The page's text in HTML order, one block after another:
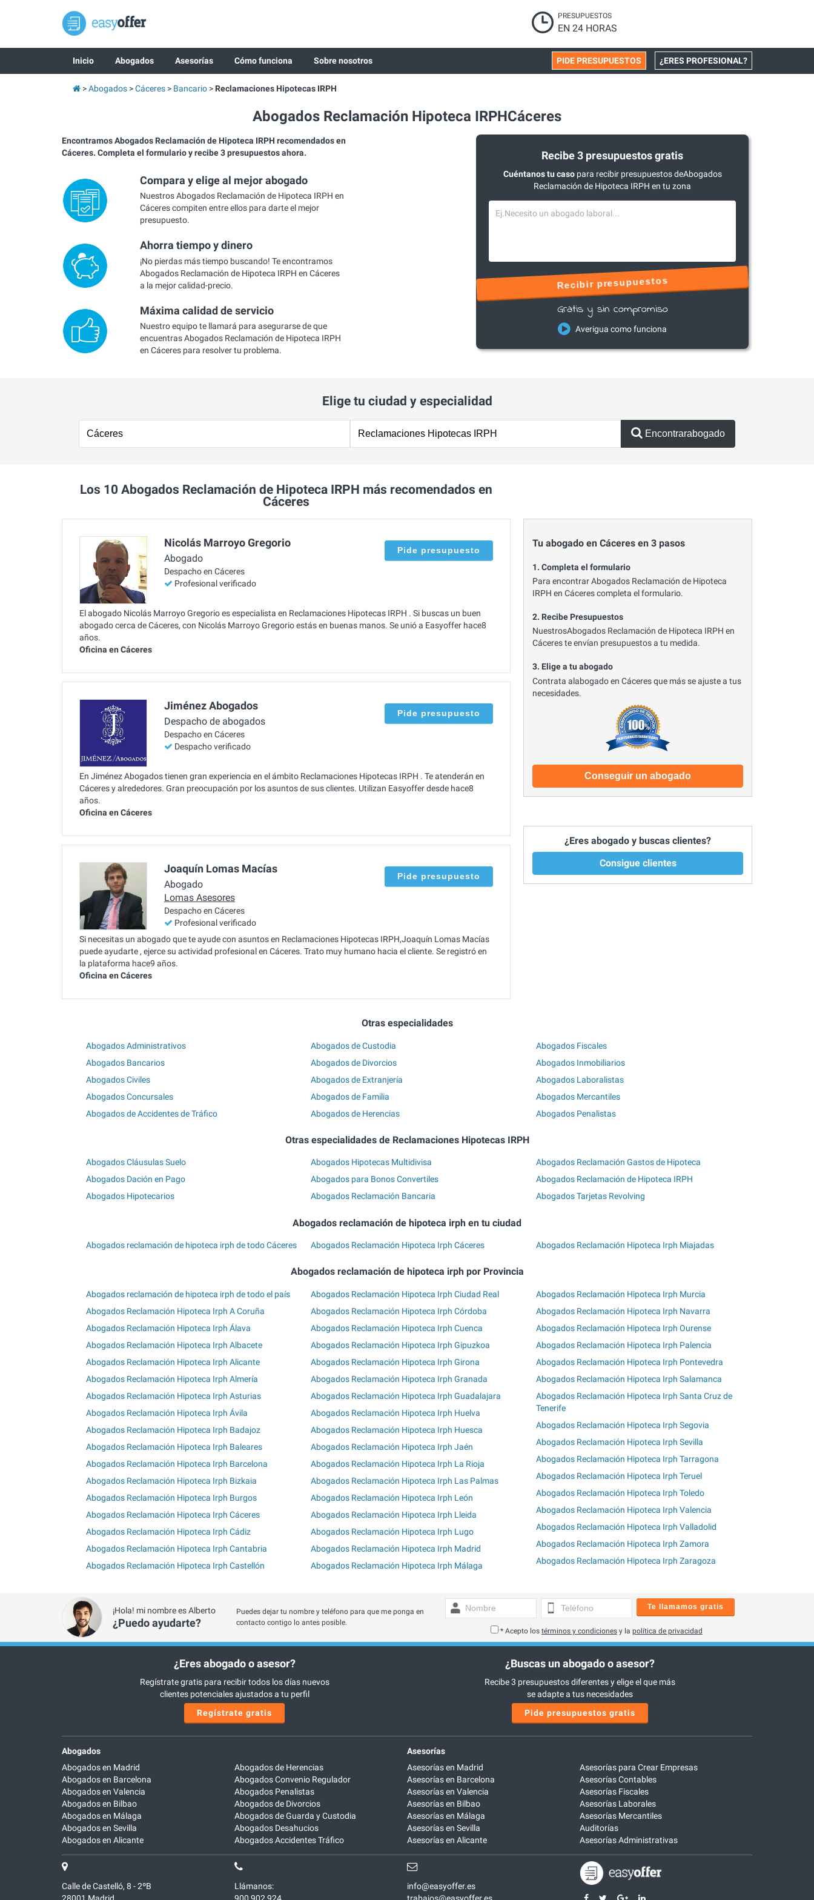
PRESUPUESTOS
EN 24 HORAS
Inicio Abogados Asesorías Cómo funciona Sobre nosotros ¿ERES PROFESIONAL?
PIDE PRESUPUESTOS
Abogados Cáceres Bancario Reclamaciones Hipotecas IRPH
Abogados Reclamación Hipoteca IRPHCáceres
Encontramos Abogados Reclamación de Hipoteca IRPH recomendados en
Cáceres. Completa el formulario y recibe 3 presupuestos ahora.
Compara y elige al mejor abogado
Nuestros Abogados Reclamación de Hipoteca IRPH en
Cáceres compiten entre ellos para darte el mejor
presupuesto.
Ahorra tiempo y dinero
¡No pierdas más tiempo buscando! Te encontramos
Abogados Reclamación de Hipoteca IRPH en Cáceres
a la mejor calidad-precio.
Máxima calidad de servicio
Nuestro equipo te llamará para asegurarse de que
encuentras Abogados Reclamación de Hipoteca IRPH
en Cáceres para resolver tu problema.
Recibe 3 presupuestos gratis
Cuéntanos tu casopara recibir presupuestos deAbogados
Reclamación de Hipoteca IRPH en tu zona
Recibir presupuestos
Gratis y sin compromiso
Averigua como funciona
Elige tu ciudad y especialidad
Encontrarabogado
Los 10 Abogados Reclamación de Hipoteca IRPH más recomendados en
Cáceres
Nicolás Marroyo Gregorio
Abogado
Despacho en Cáceres
Profesional verificado
Pide presupuesto
El abogado Nicolás Marroyo Gregorio es especialista en Reclamaciones Hipotecas IRPH . Si buscas un buen
abogado cerca de Cáceres, con Nicolás Marroyo Gregorio estás en buenas manos. Se unió a Easyoffer hace8
años.
Oficina en Cáceres
Jiménez Abogados
Despacho de abogados
Despacho en Cáceres
Despacho verificado
Pide presupuesto
En Jiménez Abogados tienen gran experiencia en el ámbito Reclamaciones Hipotecas IRPH . Te atenderán en
Cáceres y alrededores. Gran preocupación por los asuntos de sus clientes. Utilizan Easyoffer desde hace8
años.
Oficina en Cáceres
Joaquín Lomas Macías
Abogado
Lomas Asesores
Despacho en Cáceres
Profesional verificado
Pide presupuesto
Si necesitas un abogado que te ayude con asuntos en Reclamaciones Hipotecas IRPH,Joaquín Lomas Macías
puede ayudarte , ejerce su actividad profesional en Cáceres. Trato muy humano hacia el cliente. Se registró en
la plataforma hace9 años.
Oficina en Cáceres
Tu abogado en Cáceres en 3 pasos
1. Completa el formulario
Para encontrar Abogados Reclamación de Hipoteca
IRPH en Cáceres completa el formulario.
2. Recibe Presupuestos
NuestrosAbogados Reclamación de Hipoteca IRPH en
Cáceres te envían presupuestos a tu medida.
3. Elige a tu abogado
Contrata alabogado en Cáceres que más se ajuste a tus
necesidades.
Conseguir un abogado
¿Eres abogado y buscas clientes?
Consigue clientes
Otras especialidades
Abogados Administrativos
Abogados Bancarios
Abogados Civiles
Abogados Concursales
Abogados de Accidentes de Tráfico
Abogados de Custodia
Abogados de Divorcios
Abogados de Extranjería
Abogados de Familia
Abogados de Herencias
Abogados Fiscales
Abogados Inmobiliarios
Abogados Laboralistas
Abogados Mercantiles
Abogados Penalistas
Otras especialidades de Reclamaciones Hipotecas IRPH
Abogados Cláusulas Suelo
Abogados Dación en Pago
Abogados Hipotecarios
Abogados Hipotecas Multidivisa
Abogados para Bonos Convertiles
Abogados Reclamación Bancaria
Abogados Reclamación Gastos de Hipoteca
Abogados Reclamación de Hipoteca IRPH
Abogados Tarjetas Revolving
Abogados reclamación de hipoteca irph en tu ciudad
Abogados reclamación de hipoteca irph de todo Cáceres Abogados Reclamación Hipoteca Irph Cáceres Abogados Reclamación Hipoteca Irph Miajadas
Abogados reclamación de hipoteca irph por Provincia
Abogados reclamación de hipoteca irph de todo el país
Abogados Reclamación Hipoteca Irph A Coruña
Abogados Reclamación Hipoteca Irph Álava
Abogados Reclamación Hipoteca Irph Albacete
Abogados Reclamación Hipoteca Irph Alicante
Abogados Reclamación Hipoteca Irph Almería
Abogados Reclamación Hipoteca Irph Asturias
Abogados Reclamación Hipoteca Irph Ávila
Abogados Reclamación Hipoteca Irph Badajoz
Abogados Reclamación Hipoteca Irph Baleares
Abogados Reclamación Hipoteca Irph Barcelona
Abogados Reclamación Hipoteca Irph Bizkaia
Abogados Reclamación Hipoteca Irph Burgos
Abogados Reclamación Hipoteca Irph Cáceres
Abogados Reclamación Hipoteca Irph Cádiz
Abogados Reclamación Hipoteca Irph Cantabria
Abogados Reclamación Hipoteca Irph Castellón
Abogados Reclamación Hipoteca Irph Ciudad Real
Abogados Reclamación Hipoteca Irph Córdoba
Abogados Reclamación Hipoteca Irph Cuenca
Abogados Reclamación Hipoteca Irph Gipuzkoa
Abogados Reclamación Hipoteca Irph Girona
Abogados Reclamación Hipoteca Irph Granada
Abogados Reclamación Hipoteca Irph Guadalajara
Abogados Reclamación Hipoteca Irph Huelva
Abogados Reclamación Hipoteca Irph Huesca
Abogados Reclamación Hipoteca Irph Jaén
Abogados Reclamación Hipoteca Irph La Rioja
Abogados Reclamación Hipoteca Irph Las Palmas
Abogados Reclamación Hipoteca Irph León
Abogados Reclamación Hipoteca Irph Lleida
Abogados Reclamación Hipoteca Irph Lugo
Abogados Reclamación Hipoteca Irph Madrid
Abogados Reclamación Hipoteca Irph Málaga
Abogados Reclamación Hipoteca Irph Murcia
Abogados Reclamación Hipoteca Irph Navarra
Abogados Reclamación Hipoteca Irph Ourense
Abogados Reclamación Hipoteca Irph Palencia
Abogados Reclamación Hipoteca Irph Pontevedra
Abogados Reclamación Hipoteca Irph Salamanca
Abogados Reclamación Hipoteca Irph Santa Cruz de
Tenerife
Abogados Reclamación Hipoteca Irph Segovia
Abogados Reclamación Hipoteca Irph Sevilla
Abogados Reclamación Hipoteca Irph Tarragona
Abogados Reclamación Hipoteca Irph Teruel
Abogados Reclamación Hipoteca Irph Toledo
Abogados Reclamación Hipoteca Irph Valencia
Abogados Reclamación Hipoteca Irph Valladolid
Abogados Reclamación Hipoteca Irph Zamora
Abogados Reclamación Hipoteca Irph Zaragoza
¡Hola! mi nombre es Alberto
¿Puedo ayudarte?
Puedes dejar tu nombre y teléfono para que me ponga en
contacto contigo lo antes posible.
Te llamamos gratis
* Acepto los términos y condicionesy la política de privacidad
¿Eres abogado o asesor?
Regístrate gratis para recibir todos los días nuevos
clientes potenciales ajustados a tu perfil
Regístrate gratis
¿Buscas un abogado o asesor?
Recibe 3 presupuestos diferentes y elige el que más
se adapte a tus necesidades
Pide presupuestos gratis
Abogados
Abogados en Madrid
Abogados en Barcelona
Abogados en Valencia
Abogados en Bilbao
Abogados en Málaga
Abogados en Sevilla
Abogados en Alicante
Abogados de Herencias
Abogados Convenio Regulador
Abogados Penalistas
Abogados de Divorcios
Abogados de Guarda y Custodia
Abogados Desahucios
Abogados Accidentes Tráfico
Asesorías
Asesorías en Madrid
Asesorías en Barcelona
Asesorías en Valencia
Asesorías en Bilbao
Asesorías en Málaga
Asesorías en Sevilla
Asesorías en Alicante
Asesorías para Crear Empresas
Asesorías Contables
Asesorías Fiscales
Asesorías Laborales
Asesorías Mercantiles
Auditorías
Asesorías Administrativas
Calle de Castelló, 8 - 2ºB
Llámanos:
info@easyoffer.es